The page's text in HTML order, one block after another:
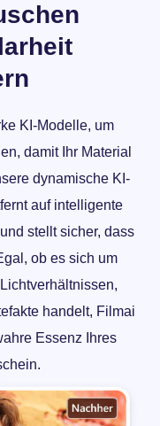
KI-Modelle, um
damit Ihr Material
dynamische KI-
auf intelligente
stellt sicher, dass
ob es sich um
handelt, Filmai
Essenz Ihres